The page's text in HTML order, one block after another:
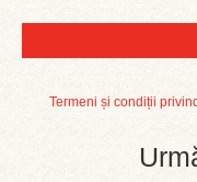
Termeni și condiții